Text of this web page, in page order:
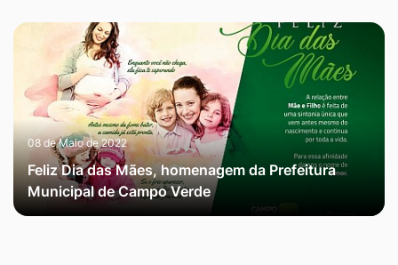
08 de Maio de 2022
Feliz Dia das Mães, homenagem da Prefeitura
Municipal de Campo Verde